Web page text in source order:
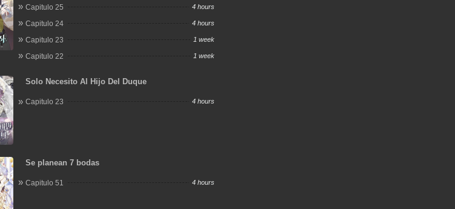
Capitulo 25 4 hours
Capitulo 24 4 hours
Capitulo 23 1 week
Capitulo 22 1 week
Solo Necesito Al Hijo Del Duque
Capitulo 23 4 hours
Se planean 7 bodas
Capitulo 51 4 hours